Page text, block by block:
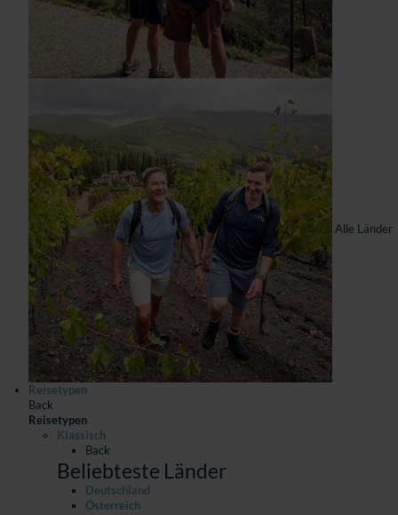
Alle Länder
Reisetypen
Back
Reisetypen
Klassisch
Back
Beliebteste Länder
Deutschland
Österreich